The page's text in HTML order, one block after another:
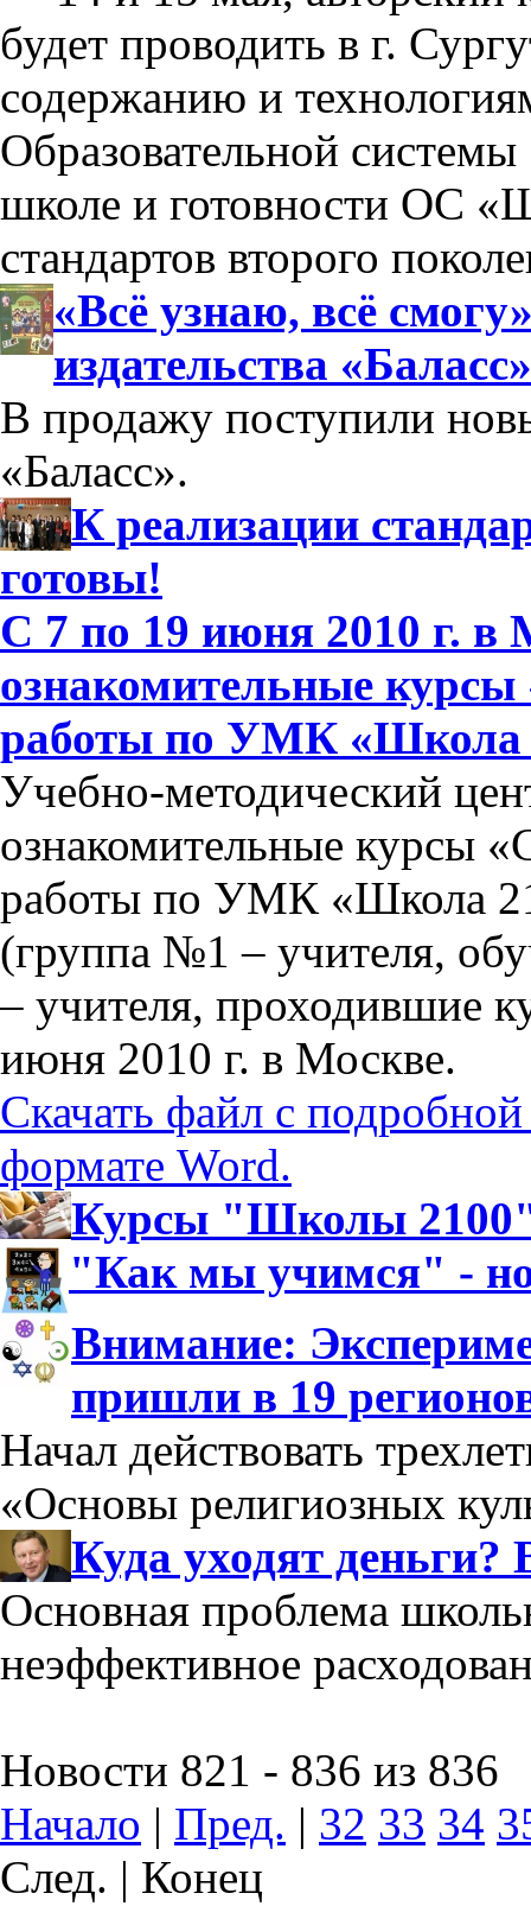
будет проводить в г.
содержанию и
Образовательной
школе и готовности ОС
стандартов второго
«Всё узнаю, всё
издательства «Баласс»
В продажу поступили
«Баласс».
К реализации
готовы!
С 7 по 19 июня 2010 г. в
ознакомительные курсы
работы по УМК «Школа
Учебно-методический
ознакомительные курсы
работы по УМК «Школа
(группа №1 – учителя,
– учителя, проходившие
июня 2010 г. в Москве.
Скачать файл с
формате Word.
Курсы "Школы
"Как мы учимся" -
Внимание:
пришли в 19
Начал действовать
«Основы религиозных
Куда уходят деньги?
Основная проблема
неэффективное
Новости 821 - 836 из 836
Начало | Пред. | 32 33 34
След. | Конец